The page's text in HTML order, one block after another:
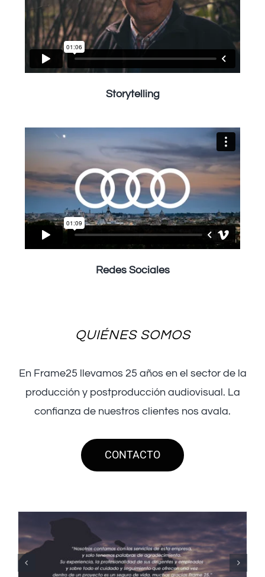
Storytelling
Redes Sociales
QUIÉNES SOMOS
En Frame25 llevamos 25 años en el sector de la
producción y postproducción audiovisual. La
confianza de nuestros clientes nos avala.
CONTACTO